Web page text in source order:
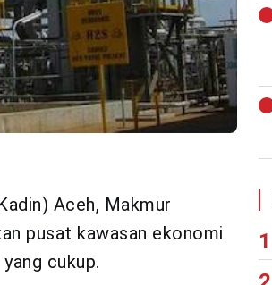
Aceh, Makmur
pusat kawasan ekonomi
cukup.